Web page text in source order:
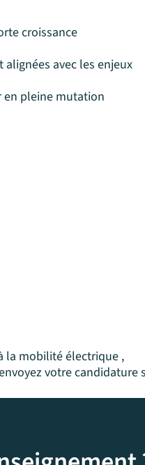
croissance
alignées avec les enjeux
en pleine mutation
la mobilité électrique ,
votre candidature